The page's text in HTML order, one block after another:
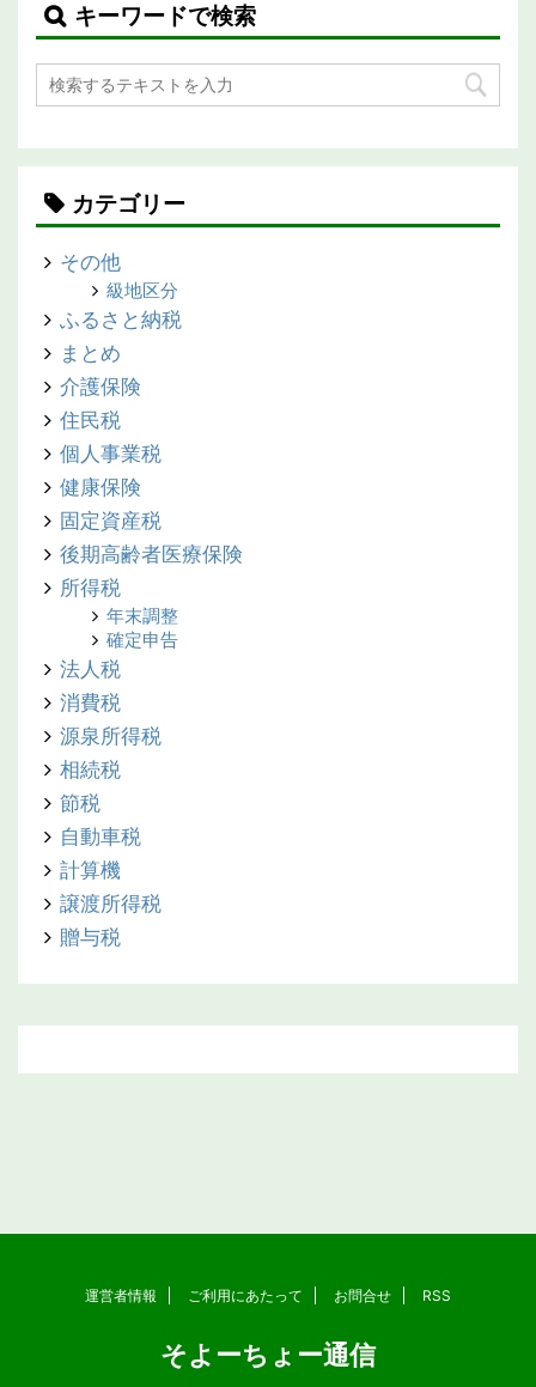
キーワードで検索
カテゴリー
その他
級地区分
ふるさと納税
まとめ
介護保険
住民税
個人事業税
健康保険
固定資産税
後期高齢者医療保険
所得税
年末調整
確定申告
法人税
消費税
源泉所得税
相続税
節税
自動車税
計算機
譲渡所得税
贈与税
運営者情報 ご利用にあたって お問合せ RSS
そよーちょー通信
Copyright© そよーちょー通信 , 2026 All Rights